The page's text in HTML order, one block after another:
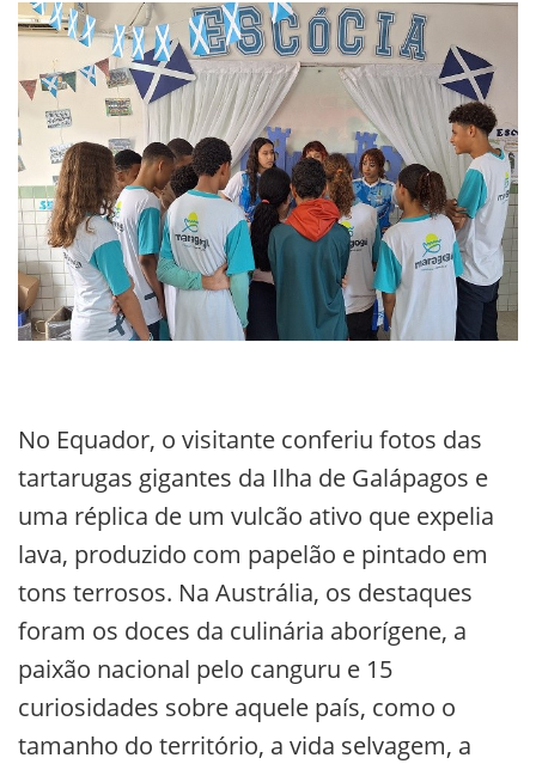
No Equador, o visitante conferiu fotos das
tartarugas gigantes da Ilha de Galápagos e
uma réplica de um vulcão ativo que expelia
lava, produzido com papelão e pintado em
tons terrosos. Na Austrália, os destaques
foram os doces da culinária aborígene, a
paixão nacional pelo canguru e 15
curiosidades sobre aquele país, como o
tamanho do território, a vida selvagem, a